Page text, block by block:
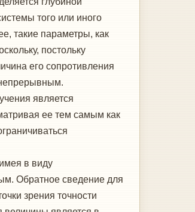
того или иного
такие параметры, как
постольку
его сопротивления
является
ее тем самым как
в виду
Обратное сведение для
зрения точности